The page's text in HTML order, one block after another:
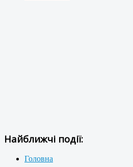
Найближчі події:
Головна